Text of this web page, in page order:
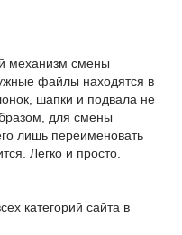
механизм смены
файлы находятся в
шапки и подвала не
для смены
лишь переименовать
Легко и просто.
категорий сайта в